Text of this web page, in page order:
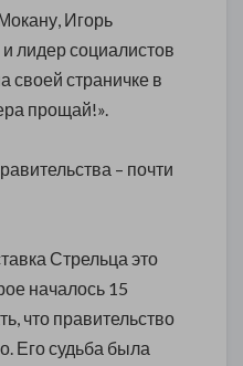
Игорь
лидер социалистов
своей страничке в
прощай!».
– почти
Стрельца это
началось 15
что правительство
Его судьба была